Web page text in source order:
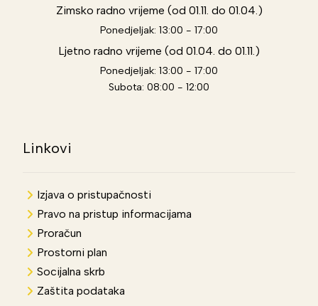
Zimsko radno vrijeme (od 01.11. do 01.04.)
Ponedjeljak: 13:00 - 17:00
Ljetno radno vrijeme (od 01.04. do 01.11.)
Ponedjeljak: 13:00 - 17:00
Subota: 08:00 - 12:00
Linkovi
Izjava o pristupačnosti
Pravo na pristup informacijama
Proračun
Prostorni plan
Socijalna skrb
Zaštita podataka